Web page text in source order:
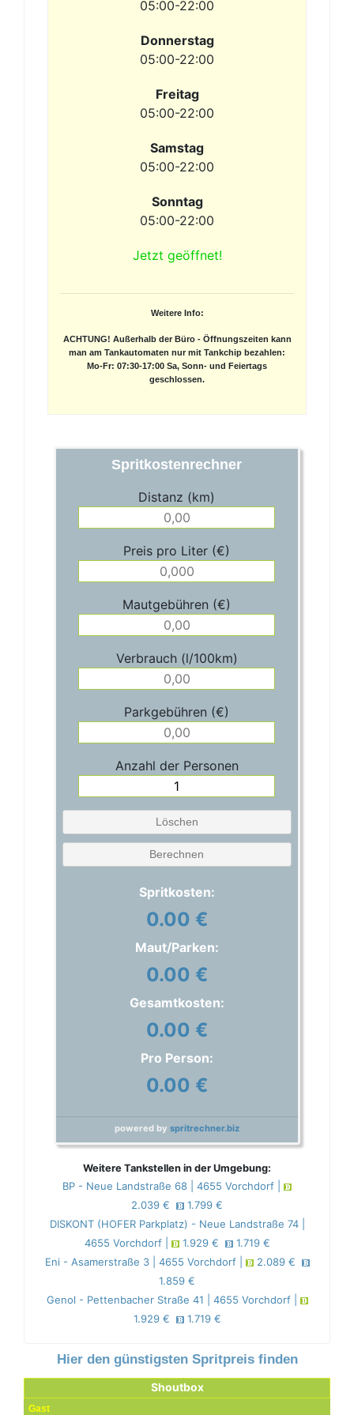
05:00-22:00
Donnerstag
05:00-22:00
Freitag
05:00-22:00
Samstag
05:00-22:00
Sonntag
05:00-22:00
Jetzt geöffnet!
Weitere Info:
ACHTUNG! Außerhalb der Büro - Öffnungszeiten kann
man am Tankautomaten nur mit Tankchip bezahlen:
Mo-Fr: 07:30-17:00 Sa, Sonn- und Feiertags
geschlossen.
Spritkostenrechner
Distanz (km)
Preis pro Liter (€)
Mautgebühren (€)
Verbrauch (l/100km)
Parkgebühren (€)
Anzahl der Personen
Löschen
Berechnen
Spritkosten:
0.00 €
Maut/Parken:
0.00 €
Gesamtkosten:
0.00 €
Pro Person:
0.00 €
powered by spritrechner.biz
Weitere Tankstellen in der Umgebung:
BP - Neue Landstraße 68 | 4655 Vorchdorf |
2.039 €
1.799 €
DISKONT (HOFER Parkplatz) - Neue Landstraße 74 |
4655 Vorchdorf |
1.929 €
1.719 €
Eni - Asamerstraße 3 | 4655 Vorchdorf |
2.089 €
1.859 €
Genol - Pettenbacher Straße 41 | 4655 Vorchdorf |
1.929 €
1.719 €
Hier den günstigsten Spritpreis finden
Shoutbox
Gast